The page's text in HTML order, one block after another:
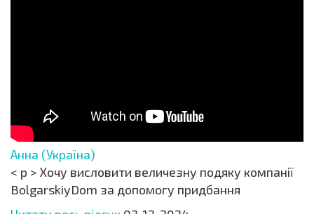
Анна (Україна)
< p > Хочу висловити величезну подяку компанії
BolgarskiyDom за допомогу придбання